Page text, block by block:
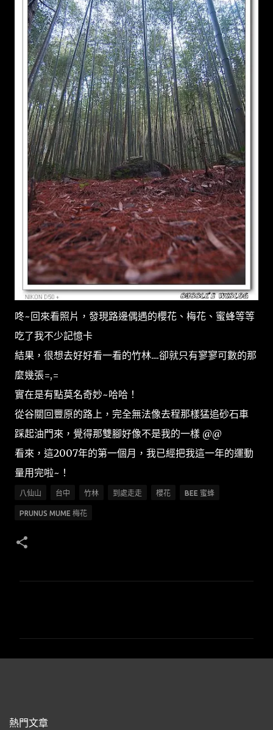
咚~回來看照片，發現路邊偶遇的櫻花、梅花、蜜蜂等等
吃了我不少記憶卡
結果，很想去好好看一看的竹林....卻就只有寥寥可數的那
麼幾張=,=
實在是有點莫名奇妙~哈哈！
從谷關回豐原的路上，完全無法像去程那樣猛追砂石車
踩起油門來，覺得那雙腳好像不是我的一樣 @@
看來，這2007年的第一個月，我已經把我這一年的運動
量用完啦~！
八仙山 台中 竹林 到處走走 櫻花 BEE 蜜蜂
PRUNUS MUME 梅花
熱門文章